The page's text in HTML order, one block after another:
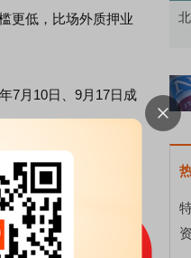
更低，比场外质押业
7月10日、9月17日成
先发优势并不如股
添富科创债ETF，最
然只能中碎股